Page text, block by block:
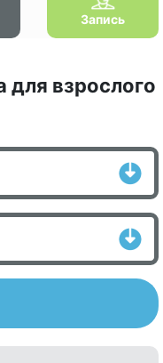
Запись
для взрослого